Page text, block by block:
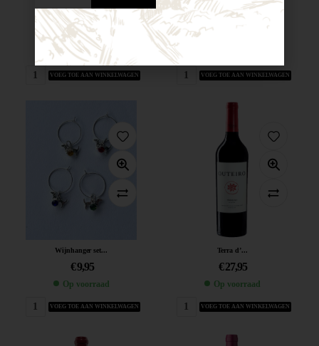
Castelnuovo Chardonnay...
€ 7,25
Op voorraad
VOEG TOE AAN WINKELWAGEN
Castelnuovo Merlot-Corvina...
VOEG TOE AAN WINKELWAGEN
Wijnhanger set...
€9,95
Op voorraad
VOEG TOE AAN WINKELWAGEN
Terra d’...
€27,95
Op voorraad
VOEG TOE AAN WINKELWAGEN